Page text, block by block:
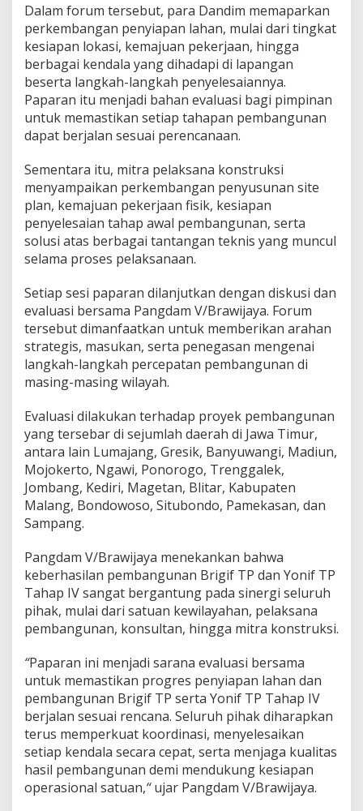
V
,
T
e
k
a
n
k
a
n
u
a
l
i
t
a
s
e
r
t
a
K
e
a
t
a
n
W
a
k
Dalam forum tersebut, para Dandim memaparkan
perkembangan penyiapan lahan, mulai dari tingkat
kesiapan lokasi, kemajuan pekerjaan, hingga
berbagai kendala yang dihadapi di lapangan
beserta langkah-langkah penyelesaiannya.
Paparan itu menjadi bahan evaluasi bagi pimpinan
untuk memastikan setiap tahapan pembangunan
dapat berjalan sesuai perencanaan.
Sementara itu, mitra pelaksana konstruksi
menyampaikan perkembangan penyusunan site
plan, kemajuan pekerjaan fisik, kesiapan
penyelesaian tahap awal pembangunan, serta
solusi atas berbagai tantangan teknis yang muncul
selama proses pelaksanaan.
Setiap sesi paparan dilanjutkan dengan diskusi dan
evaluasi bersama Pangdam V/Brawijaya. Forum
tersebut dimanfaatkan untuk memberikan arahan
strategis, masukan, serta penegasan mengenai
langkah-langkah percepatan pembangunan di
masing-masing wilayah.
Evaluasi dilakukan terhadap proyek pembangunan
yang tersebar di sejumlah daerah di Jawa Timur,
antara lain Lumajang, Gresik, Banyuwangi, Madiun,
Mojokerto, Ngawi, Ponorogo, Trenggalek,
Jombang, Kediri, Magetan, Blitar, Kabupaten
Malang, Bondowoso, Situbondo, Pamekasan, dan
Sampang.
Pangdam V/Brawijaya menekankan bahwa
keberhasilan pembangunan Brigif TP dan Yonif TP
Tahap IV sangat bergantung pada sinergi seluruh
pihak, mulai dari satuan kewilayahan, pelaksana
pembangunan, konsultan, hingga mitra konstruksi.
“Paparan ini menjadi sarana evaluasi bersama
untuk memastikan progres penyiapan lahan dan
pembangunan Brigif TP serta Yonif TP Tahap IV
berjalan sesuai rencana. Seluruh pihak diharapkan
terus memperkuat koordinasi, menyelesaikan
setiap kendala secara cepat, serta menjaga kualitas
hasil pembangunan demi mendukung kesiapan
operasional satuan,“ujar Pangdam V/Brawijaya.